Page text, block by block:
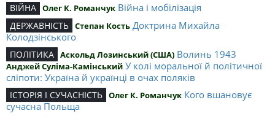
ВІЙНА Олег К. Романчук Війна і мобілізація
ДЕРЖАВНІСТЬ Степан Кость Доктрина Михайла
Колодзінського
ПОЛІТИКА Аскольд Лозинський (США) Волинь 1943
Анджей Суліма-Камінський У колі моральної й політичної
сліпоти: Україна й українці в очах поляків
ІСТОРІЯ І СУЧАСНІСТЬ Олег К. Романчук Кого вшановує
сучасна Польща